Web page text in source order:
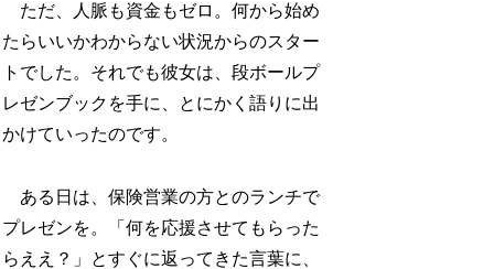
ただ、人脈も資金もゼロ。何から始め
たらいいかわからない状況からのスター
トでした。それでも彼女は、段ボールプ
レゼンブックを手に、とにかく語りに出
かけていったのです。
ある日は、保険営業の方とのランチで
プレゼンを。「何を応援させてもらった
らええ？」とすぐに返ってきた言葉に、